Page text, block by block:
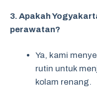
3. Apakah
perawatan?
Ya, kami
rutin untuk
kolam renang.